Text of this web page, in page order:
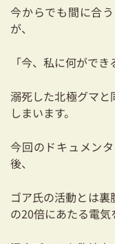
今からでも間に合
が、
「今、私に何がで
溺死した北極グマと
しまいます。
今回のドキュメン
後、
ゴア氏の活動とは
の20倍にあたる電気